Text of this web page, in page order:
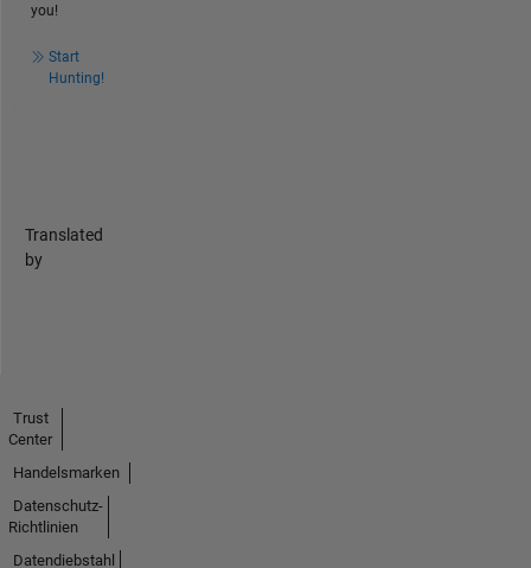
you!
Start
Hunting!
Translated
by
Trust
Center
Handelsmarken
Datenschutz-
Richtlinien
Datendiebstahl